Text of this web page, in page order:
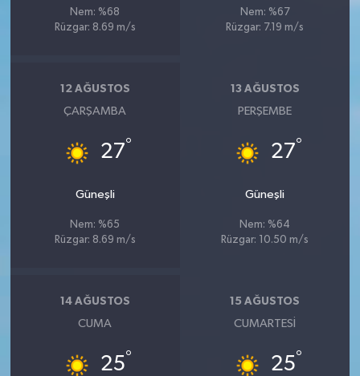
Nem: %68
Rüzgar: 8.69 m/s
Nem: %67
Rüzgar: 7.19 m/s
12 AĞUSTOS
ÇARŞAMBA
27°
Güneşli
Nem: %65
Rüzgar: 8.69 m/s
13 AĞUSTOS
PERŞEMBE
27°
Güneşli
Nem: %64
Rüzgar: 10.50 m/s
14 AĞUSTOS
CUMA
25°
15 AĞUSTOS
CUMARTESI
25°